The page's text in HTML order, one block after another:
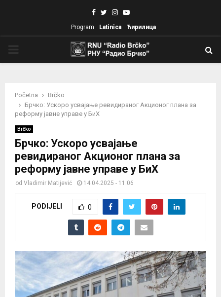
Facebook
TwitterInstagram
Youtube
Program Latinica Ћирилица
Početna
Brčko
Брчко: Ускоро усвајање ревидираног Акционог плана за
реформу јавне управе у БиХ
Brčko
Брчко: Ускоро усвајање
ревидираног Акционог плана за
реформу јавне управе у БиХ
od Vladimir Matijević 14.04.2025 - 11:06
PODIJELI 0